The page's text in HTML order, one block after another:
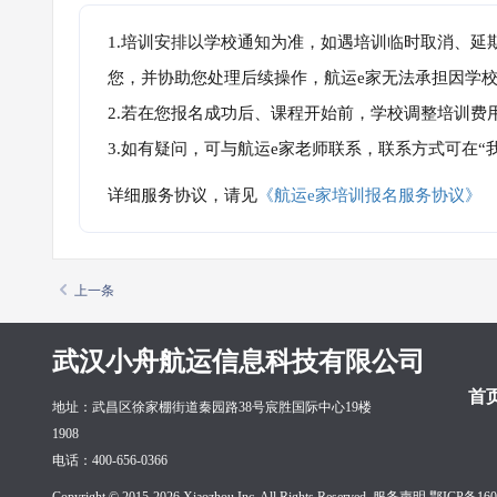
1.培训安排以学校通知为准，如遇培训临时取消、
您，并协助您处理后续操作，航运e家无法承担因学
2.若在您报名成功后、课程开始前，学校调整培训
3.如有疑问，可与航运e家老师联系，联系方式可在
详细服务协议，请见 《航运e家培训报名服务协议》
上一条
武汉小舟航运信息科技有限公司
首
地址：武昌区徐家棚街道秦园路38号宸胜国际中心19楼
1908
电话：400-656-0366